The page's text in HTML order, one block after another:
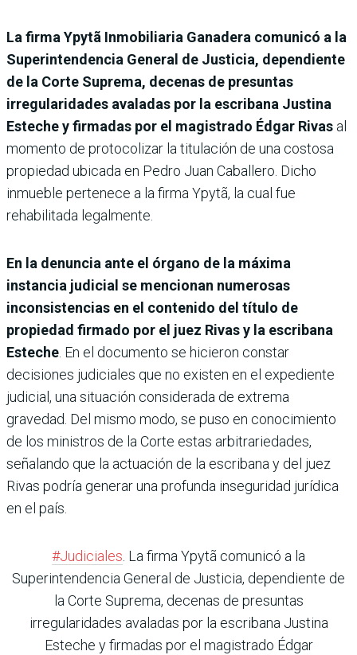
La firma Ypytã Inmobiliaria Ganadera comunicó a la
Superintendencia General de Justicia, dependiente
de la Corte Suprema, decenas de presuntas
irregularidades avaladas por la escribana Justina
Esteche y firmadas por el magistrado Édgar Rivas al
momento de protocolizar la titulación de una costosa
propiedad ubicada en Pedro Juan Caballero. Dicho
inmueble pertenece a la firma Ypytã, la cual fue
rehabilitada legalmente.
En la denuncia ante el órgano de la máxima
instancia judicial se mencionan numerosas
inconsistencias en el contenido del título de
propiedad firmado por el juez Rivas y la escribana
Esteche . En el documento se hicieron constar
decisiones judiciales que no existen en el expediente
judicial, una situación considerada de extrema
gravedad. Del mismo modo, se puso en conocimiento
de los ministros de la Corte estas arbitrariedades,
señalando que la actuación de la escribana y del juez
Rivas podría generar una profunda inseguridad jurídica
en el país.
#Judiciales . La firma Ypytã comunicó a la
Superintendencia General de Justicia, dependiente de
la Corte Suprema, decenas de presuntas
irregularidades avaladas por la escribana Justina
Esteche y firmadas por el magistrado Édgar